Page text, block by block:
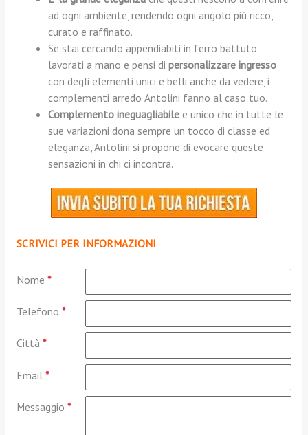
ad ogni ambiente, rendendo ogni angolo più ricco,
curato e raffinato.
Se stai cercando appendiabiti in ferro battuto
lavorati a mano e pensi dipersonalizzare ingresso
con degli elementi unici e belli anche da vedere, i
complementi arredo Antolini fanno al caso tuo.
Complemento ineguagliabile e unico che in tutte le
sue variazioni dona sempre un tocco di classe ed
eleganza, Antolini si propone di evocare queste
sensazioni in chi ci incontra.
SCRIVICI PER INFORMAZIONI
Nome *
Telefono *
Città *
Email *
Messaggio *